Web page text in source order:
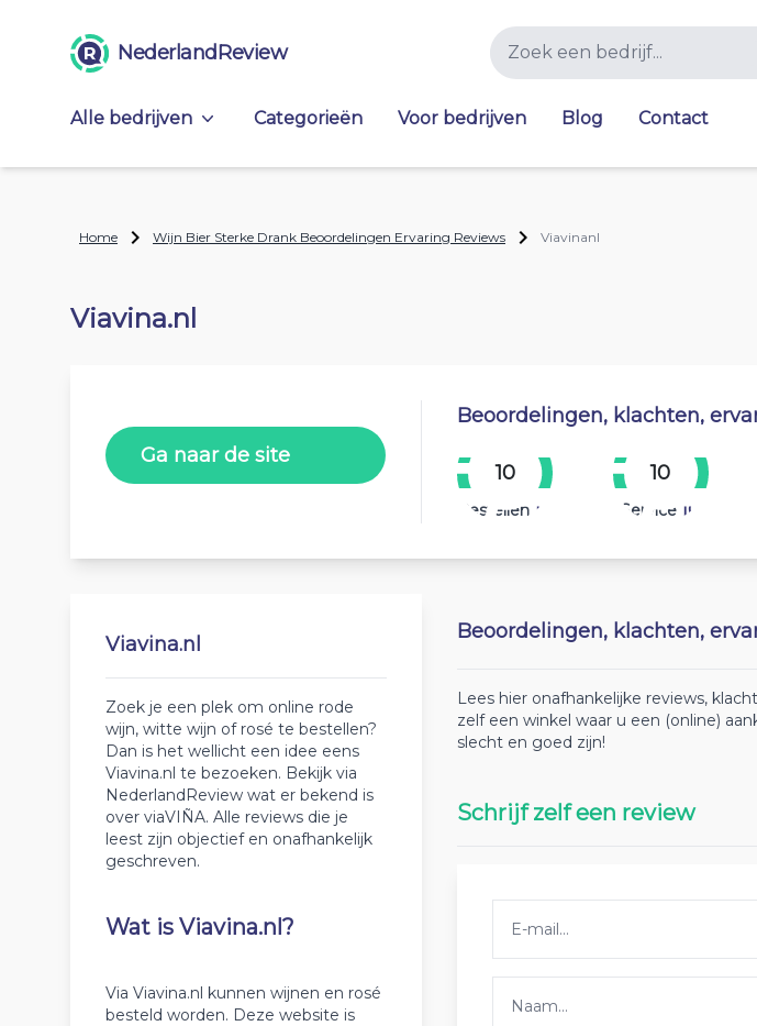
NederlandReview
Alle bedrijven Categorieën Voor bedrijven Blog Contact
Home Wijn Bier Sterke Drank Beoordelingen Ervaring Reviews Viavinanl
Viavina.nl
Ga naar de site
Beoordelingen, klachten,
10
Bestellen 10
10
Service 10
Viavina.nl
Zoek je een plek om online rode
wijn, witte wijn of rosé te bestellen?
Dan is het wellicht een idee eens
Viavina.nl te bezoeken. Bekijk via
NederlandReview wat er bekend is
over viaVIÑA. Alle reviews die je
leest zijn objectief en onafhankelijk
geschreven.
Wat is Viavina.nl?
Via Viavina.nl kunnen wijnen en rosé
besteld worden. Deze website is
Beoordelingen, klachten,
Lees hier onafhankelijke reviews,
zelf een winkel waar u een (online)
slecht en goed zijn!
Schrijf zelf een review